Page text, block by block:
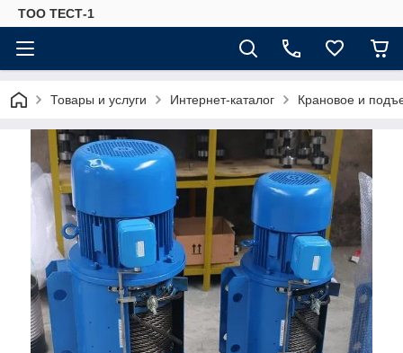
ТОО ТЕСТ-1
Товары и услуги Интернет-каталог Крановое и